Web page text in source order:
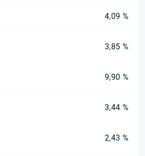
4,09 %
3,85 %
9,90 %
3,44 %
2,43 %